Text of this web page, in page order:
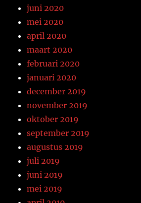
juni 2020
mei 2020
april 2020
maart 2020
februari 2020
januari 2020
december 2019
november 2019
oktober 2019
september 2019
augustus 2019
juli 2019
juni 2019
mei 2019